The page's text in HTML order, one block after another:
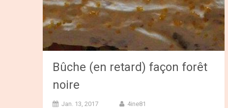
Bûche (en retard) façon forêt
noire
Jan. 13, 2017 4ine81